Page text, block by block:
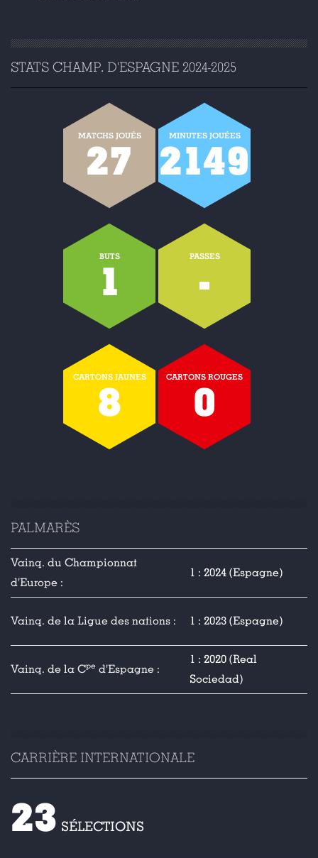
STATS CHAMP. D'ESPAGNE 2024-2025
MATCHS JOUÉS
27
MINUTES JOUÉES
2149
BUTS
1
PASSES
-
CARTONS JAUNES
8
CARTONS ROUGES
0
PALMARÈS
Vainq. du Championnat
d'Europe :
1 : 2024 (Espagne)
Vainq. de la Ligue des nations : 1 : 2023 (Espagne)
Vainq. de la Cpe d'Espagne :
1 : 2020 (Real
Sociedad)
CARRIÈRE INTERNATIONALE
23 SÉLECTIONS